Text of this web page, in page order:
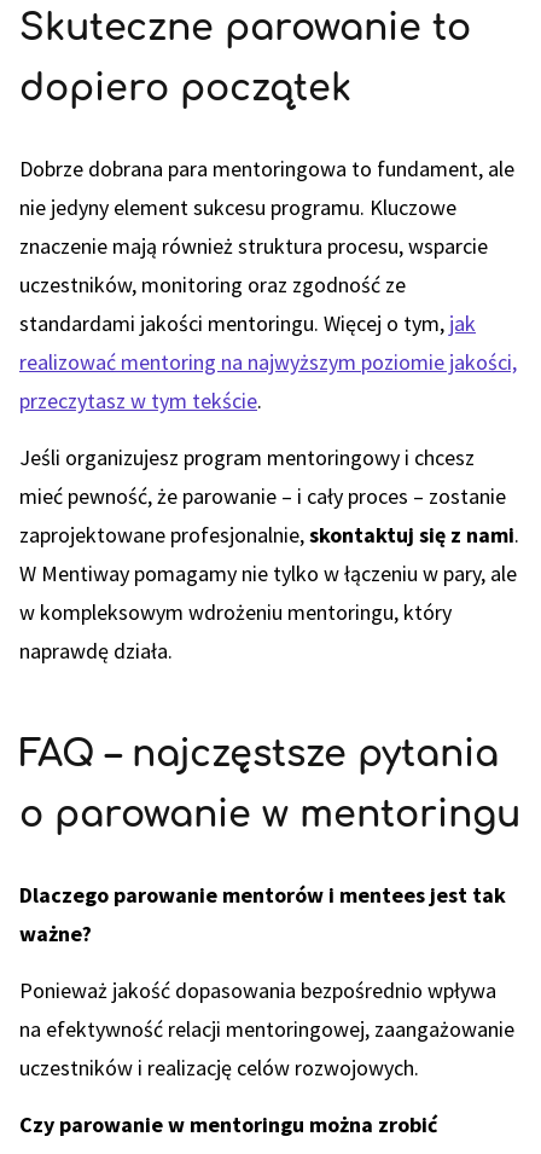
Skuteczne parowanie to
dopiero początek
Dobrze dobrana para mentoringowa to fundament, ale
nie jedyny element sukcesu programu. Kluczowe
znaczenie mają również struktura procesu, wsparcie
uczestników, monitoring oraz zgodność ze
standardami jakości mentoringu. Więcej o tym, jak
realizować mentoring na najwyższym poziomie jakości,
przeczytasz w tym tekście.
Jeśli organizujesz program mentoringowy i chcesz
mieć pewność, że parowanie – i cały proces – zostanie
zaprojektowane profesjonalnie,skontaktuj się z nami.
W Mentiway pomagamy nie tylko w łączeniu w pary, ale
w kompleksowym wdrożeniu mentoringu, który
naprawdę działa.
FAQ – najczęstsze pytania
o parowanie w mentoringu
Dlaczego parowanie mentorów i mentees jest tak
ważne?
Ponieważ jakość dopasowania bezpośrednio wpływa
na efektywność relacji mentoringowej, zaangażowanie
uczestników i realizację celów rozwojowych.
Czy parowanie w mentoringu można zrobić